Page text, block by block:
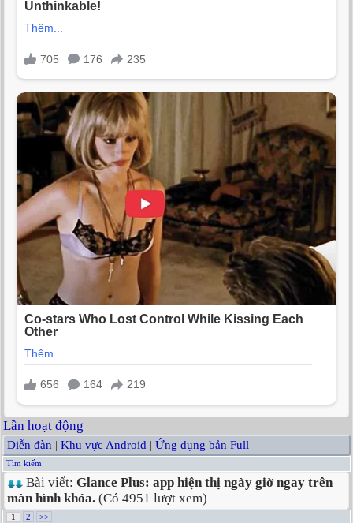
Lần hoạt động
Diễn đàn | Khu vực Android | Ứng dụng bản Full
Tìm kiếm
Bài viết: Glance Plus: app hiện thị ngày giờ ngay trên
màn hình khóa. (Có 4951 lượt xem)
1 2 >>